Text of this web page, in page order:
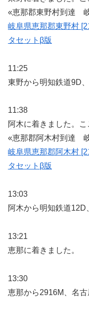
«恵那郡東野村到達
岐阜県恵那郡東野村
タセットβ版
11:25
東野から明知鉄道9D
11:38
阿木に着きました。こ
«恵那郡阿木村到達
岐阜県恵那郡阿木村
タセットβ版
13:03
阿木から明知鉄道12D
13:21
恵那に着きました。
13:30
恵那から2916M、名古